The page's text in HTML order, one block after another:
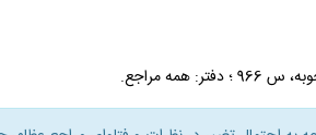
همه مراجع.